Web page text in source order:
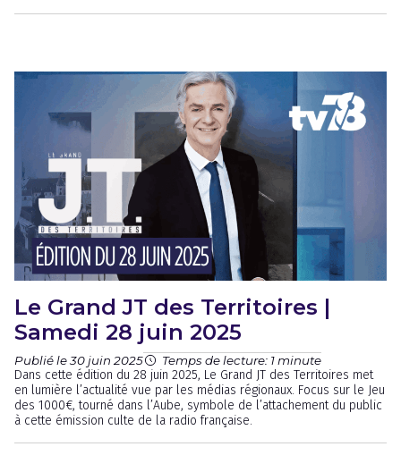
Le Grand JT des Territoires |
Samedi 28 juin 2025
Publié le 30 juin 2025 Temps de lecture: 1 minute
Dans cette édition du 28 juin 2025, Le Grand JT des Territoires met
en lumière l’actualité vue par les médias régionaux. Focus sur le Jeu
des 1000€, tourné dans l’Aube, symbole de l’attachement du public
à cette émission culte de la radio française.